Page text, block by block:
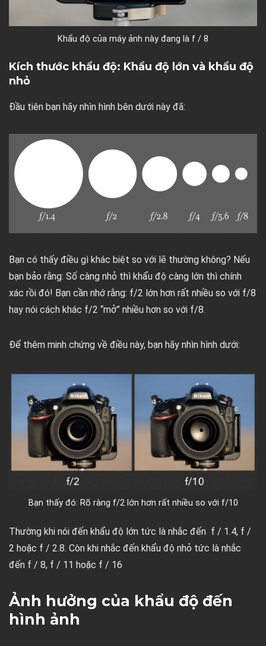
Khẩu độ của máy ảnh này đang là f / 8
Kích thước khẩu độ: Khẩu độ lớn và khẩu độ
nhỏ
Đầu tiên bạn hãy nhìn hình bên dưới này đã:
Bạn có thấy điều gì khác biệt so với lẽ thường không? Nếu
bạn bảo rằng: Số càng nhỏ thì khẩu độ càng lớn thì chính
xác rồi đó! Bạn cần nhớ rằng: f/2 lớn hơn rất nhiều so với f/8
hay nói cách khác f/2 “mở” nhiều hơn so với f/8.
Để thêm minh chứng về điều này, bạn hãy nhìn hình dưới:
Bạn thấy đó: Rõ ràng f/2 lớn hơn rất nhiều so với f/10
Thường khi nói đến khẩu độ lớn tức là nhắc đến f / 1.4, f /
2 hoặc f / 2.8. Còn khi nhắc đến khẩu độ nhỏ tức là nhắc
đến f / 8, f / 11 hoặc f / 16
Ảnh hưởng của khẩu độ đến
hình ảnh